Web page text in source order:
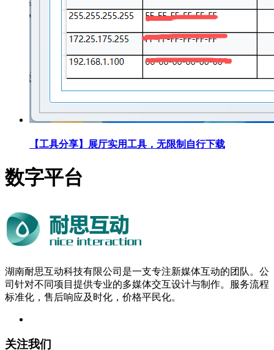
【工具分享】展厅实用工具，无限制自行下载
数字平台
湖南耐思互动科技有限公司是一支专注新媒体互动的团队。公
司针对不同项目提供专业的多媒体交互设计与制作。服务流程
标准化，售后响应及时化，价格平民化。
关注我们